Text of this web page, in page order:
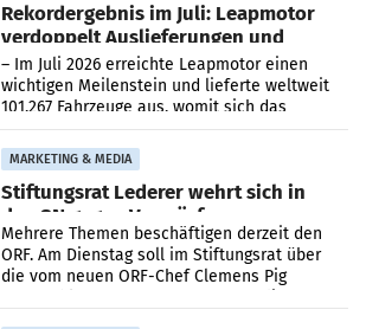
Rekordergebnis im Juli: Leapmotor
verdoppelt Auslieferungen und
überschreitet die 100.000er-Marke
– Im Juli 2026 erreichte Leapmotor einen
wichtigen Meilenstein und lieferte weltweit
101.267 Fahrzeuge aus, womit sich das
Ergebnis gegenüber Juli 2025 mehr als
verdoppelte (+102
MARKETING & MEDIA
Stiftungsrat Lederer wehrt sich in
den SN gegen Vorwürfe
Mehrere Themen beschäftigen derzeit den
ORF. Am Dienstag soll im Stiftungsrat über
die vom neuen ORF-Chef Clemens Pig